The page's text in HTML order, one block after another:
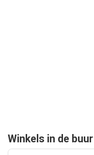
Winkels in de